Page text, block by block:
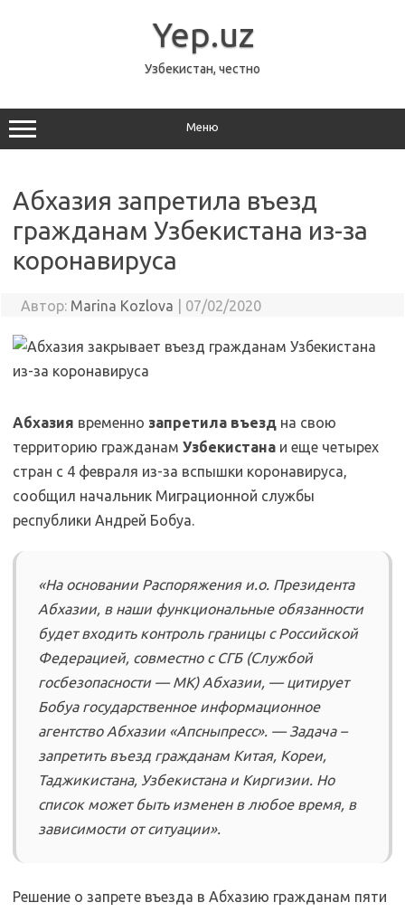
Yep.uz
Узбекистан, честно
Меню
Абхазия запретила въезд
гражданам Узбекистана из-за
коронавируса
Автор: Marina Kozlova 07/02/2020
Абхазия временно запретила въезд на свою
территорию гражданам Узбекистана и еще четырех
стран с 4 февраля из-за вспышки коронавируса,
сообщил начальник Миграционной службы
республики Андрей Бобуа.
«На основании Распоряжения и.о. Президента
Абхазии, в наши функциональные обязанности
будет входить контроль границы с Российской
Федерацией, совместно с СГБ (Службой
госбезопасности — МК) Абхазии, — цитирует
Бобуа государственное информационное
агентство Абхазии «Апсныпресс». — Задача –
запретить въезд гражданам Китая, Кореи,
Таджикистана, Узбекистана и Киргизии. Но
список может быть изменен в любое время, в
зависимости от ситуации».
Решение о запрете въезда в Абхазию гражданам пяти